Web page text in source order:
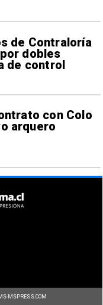
de Contraloría
dobles
de control
con Colo
arquero
MSPRESS.COM